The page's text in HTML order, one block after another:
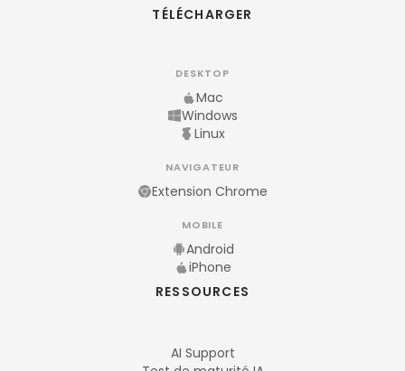
TÉLÉCHARGER
DESKTOP
Mac
Windows
Linux
NAVIGATEUR
Extension Chrome
MOBILE
Android
iPhone
RESSOURCES
AI Support